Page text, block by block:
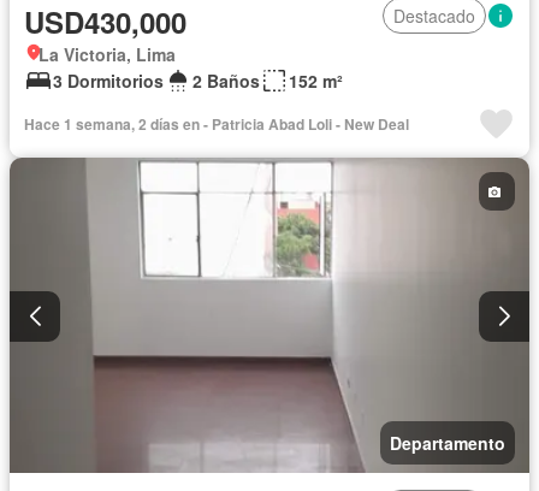
USD430,000
Destacado
La Victoria, Lima
3 Dormitorios
2 Baños 152 m²
Hace 1 semana, 2 días en - Patricia Abad Loli - New Deal
Departamento